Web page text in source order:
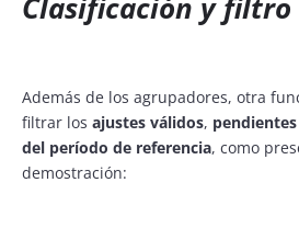
Clasificación y filtro
Además de los agrupadores, otra
filtrar los ajustes válidos,
del período de referencia, como
demostración: